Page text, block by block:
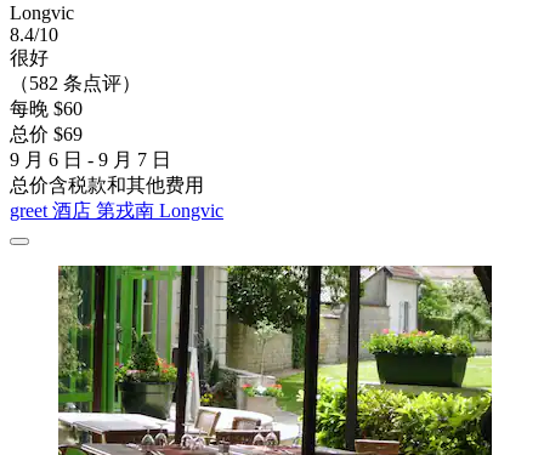
Longvic
8.4/10
很好
（582 条点评）
每晚 $60
总价 $69
9 月 6 日 - 9 月 7 日
总价含税款和其他费用
greet 酒店 第戎南 Longvic